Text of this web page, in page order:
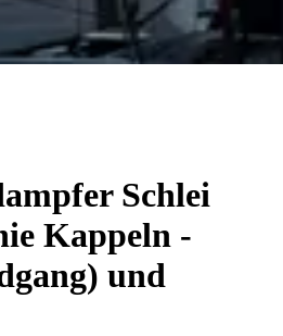
Schlei
Kappeln -
und